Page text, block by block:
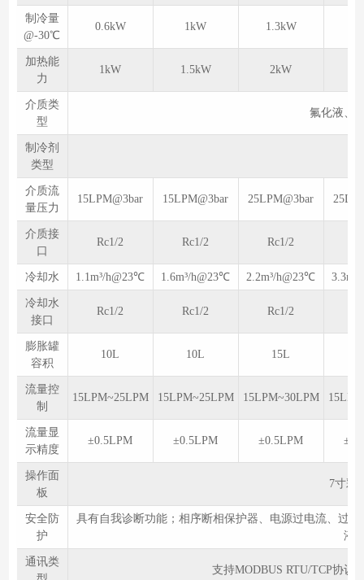
制冷量
@-30℃
0.6kW 1kW 1.3kW
加热能
力
1kW 1.5kW 2kW
介质类
型
氟化液、
制冷剂
类型
介质流
量压力
15LPM@3bar 15LPM@3bar 25LPM@3bar
介质接
口
Rc1/2 Rc1/2 Rc1/2
冷却水 1.1m³/h@23℃ 1.6m³/h@23℃ 2.2m³/h@23℃
冷却水
接口
Rc1/2 Rc1/2 Rc1/2
膨胀罐
容积
10L 10L 15L
流量控
制
15LPM~25LPM 15LPM~25LPM 15LPM~30LPM
流量显
示精度
±0.5LPM ±0.5LPM ±0.5LPM
操作面
板
7寸彩
安全防
护
具有自我诊断功能；相序断相保护器、电源过电流、过
液
通讯类
支持MODBUS RTU/TCP协议